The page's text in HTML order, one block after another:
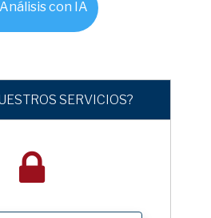
Análisis con IA
SERVICIOS?